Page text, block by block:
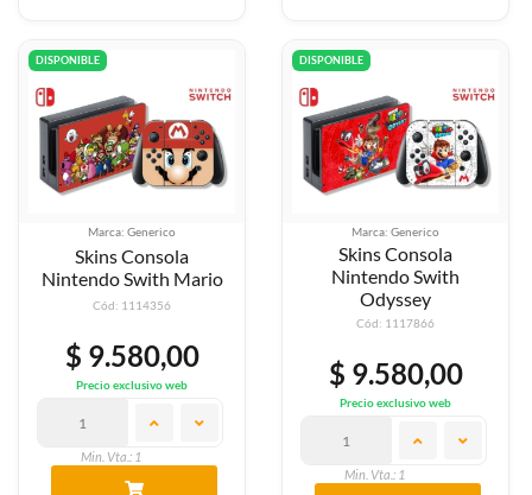
DISPONIBLE
Marca: Generico
Skins Consola
Nintendo Swith Mario
Cód: 1114356
$ 9.580,00
Precio exclusivo web
Min. Vta.: 1
DISPONIBLE
Marca: Generico
Skins Consola
Nintendo Swith
Odyssey
Cód: 1117866
$ 9.580,00
Precio exclusivo web
Min. Vta.: 1